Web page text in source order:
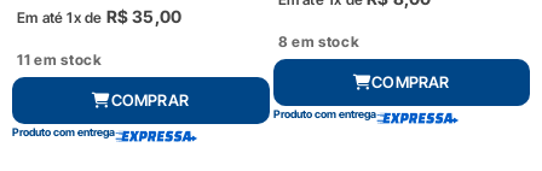
Em até 1x de R$35,00
11 em stock
COMPRAR
Produto com entrega
8 em stock
COMPRAR
Produto com entrega